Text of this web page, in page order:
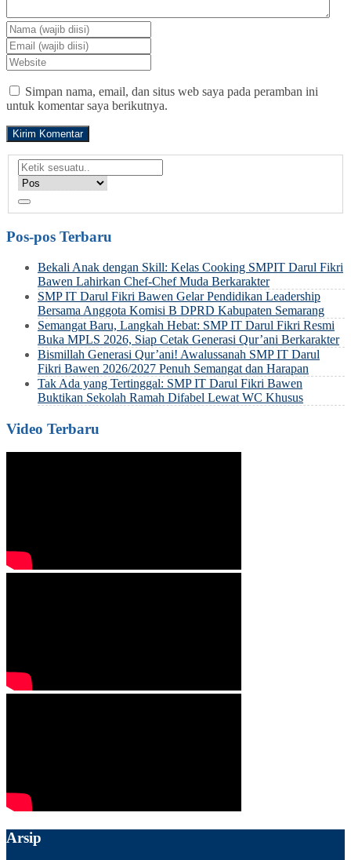
Simpan nama, email, dan situs web saya pada peramban ini
untuk komentar saya berikutnya.
Pos-pos Terbaru
Bekali Anak dengan Skill: Kelas Cooking SMPIT Darul Fikri
Bawen Lahirkan Chef-Chef Muda Berkarakter
SMP IT Darul Fikri Bawen Gelar Pendidikan Leadership
Bersama Anggota Komisi B DPRD Kabupaten Semarang
Semangat Baru, Langkah Hebat: SMP IT Darul Fikri Resmi
Buka MPLS 2026, Siap Cetak Generasi Qur’ani Berkarakter
Bismillah Generasi Qur’ani! Awalussanah SMP IT Darul
Fikri Bawen 2026/2027 Penuh Semangat dan Harapan
Tak Ada yang Tertinggal: SMP IT Darul Fikri Bawen
Buktikan Sekolah Ramah Difabel Lewat WC Khusus
Video Terbaru
Arsip